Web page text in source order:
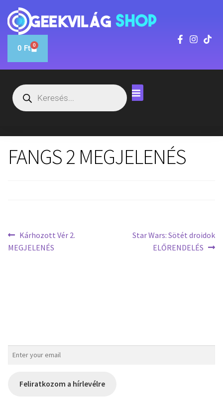
0 Ft 0
FANGS 2 MEGJELENÉS
Kárhozott Vér 2.
MEGJELENÉS
Star Wars: Sötét droidok
ELŐRENDELÉS
Feliratkozom a hírlevélre